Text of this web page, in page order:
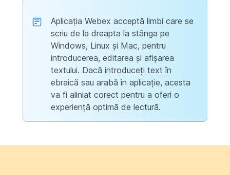
Aplicația Webex acceptă limbi care se
scriu de la dreapta la stânga pe
Windows, Linux și Mac, pentru
introducerea, editarea și afișarea
textului. Dacă introduceți text în
ebraică sau arabă în aplicație, acesta
va fi aliniat corect pentru a oferi o
experiență optimă de lectură.